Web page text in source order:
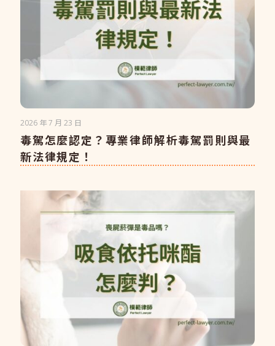
2026 年 7 月 23 日
毒駕怎麼認定？專業律師解析毒駕罰則與最
新法律規定！